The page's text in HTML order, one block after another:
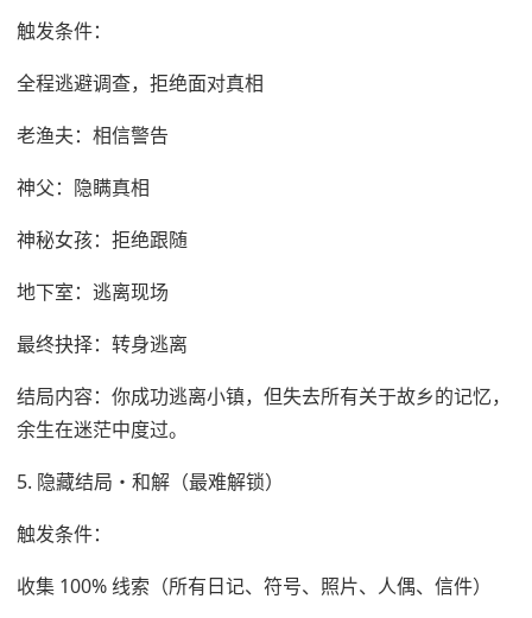
触发条件：
全程逃避调查，拒绝面对真相
老渔夫：相信警告
神父：隐瞒真相
神秘女孩：拒绝跟随
地下室：逃离现场
最终抉择：转身逃离
结局内容：你成功逃离小镇，但失去所有关于故乡的记忆，
余生在迷茫中度过。
5. 隐藏结局・和解（最难解锁）
触发条件：
收集 100% 线索（所有日记、符号、照片、人偶、信件）